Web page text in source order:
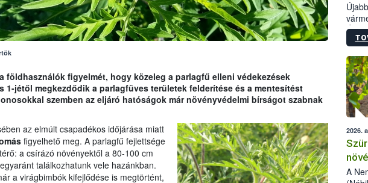
földhasználók figyelmét, hogy közeleg a parlagfű elleni védekezések
1-jétől megkezdődik a parlagfüves területek felderítése és a mentesítést
szemben az eljáró hatóságok már növényvédelmi bírságot szabnak
az elmúlt csapadékos időjárása miatt
figyelhető meg. A parlagfű fejlettsége
a csírázó növényektől a 80-100 cm
találkozhatunk vele hazánkban.
a virágbimbók kifejlődése is megtörtént,
2026.
A